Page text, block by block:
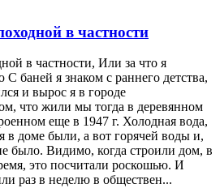
в частности
в частности, Или за что я
баней я знаком с раннего детства,
и вырос я в городе
что жили мы тогда в деревянном
еще в 1947 г. Холодная вода,
в доме были, а вот горячей воды и,
было. Видимо, когда строили дом, в
это посчитали роскошью. И
раз в неделю в обществен...